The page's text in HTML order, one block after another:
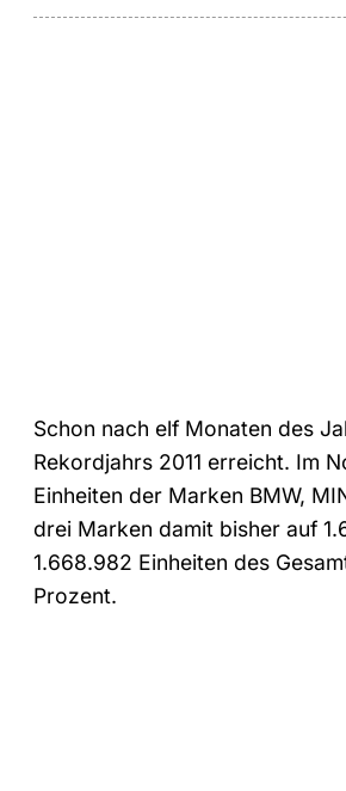
Schon nach elf Monaten des
Rekordjahrs 2011 erreicht. Im
Einheiten der Marken BMW,
drei Marken damit bisher auf
1.668.982 Einheiten des
Prozent.